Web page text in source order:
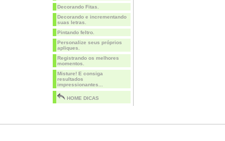
Decorando Fitas.
Decorando e incrementando
suas letras.
Pintando feltro.
Personalize seus próprios
apliques.
Registrando os melhores
momentos.
Misture! E consiga
resultados
impressionantes...
HOME DICAS